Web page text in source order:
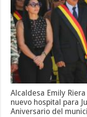
Alcaldesa Emily
nuevo hospital para
Aniversario del